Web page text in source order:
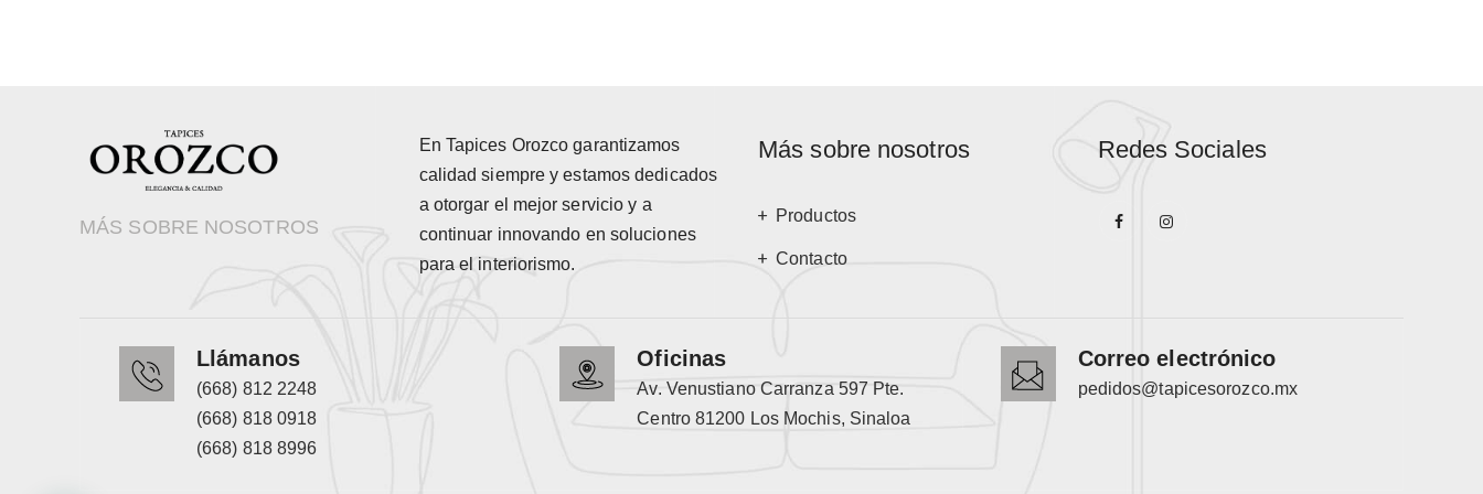
MÁS SOBRE NOSOTROS
En Tapices Orozco garantizamos
calidad siempre y estamos dedicados
a otorgar el mejor servicio y a
continuar innovando en soluciones
para el interiorismo.
Más sobre nosotros
Productos
Contacto
Redes Sociales
Llámanos
(668) 812 2248
(668) 818 0918
(668) 818 8996
Oficinas
Av. Venustiano Carranza 597 Pte.
Centro 81200 Los Mochis, Sinaloa
Correo electrónico
pedidos@tapicesorozco.mx